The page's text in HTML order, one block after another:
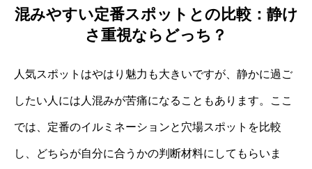
混みやすい定番スポットとの比較：静け
さ重視ならどっち？
人気スポットはやはり魅力も大きいですが、静かに過ご
したい人には人混みが苦痛になることもあります。ここ
では、定番のイルミネーションと穴場スポットを比較
し、どちらが自分に合うかの判断材料にしてもらいま